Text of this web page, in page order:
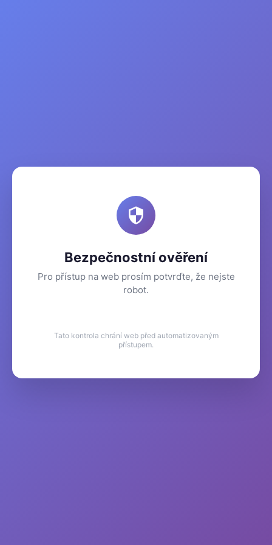
Bezpečnostní ověření
Pro přístup na web prosím potvrďte, že nejste
robot.
Tato kontrola chrání web před automatizovaným
přístupem.